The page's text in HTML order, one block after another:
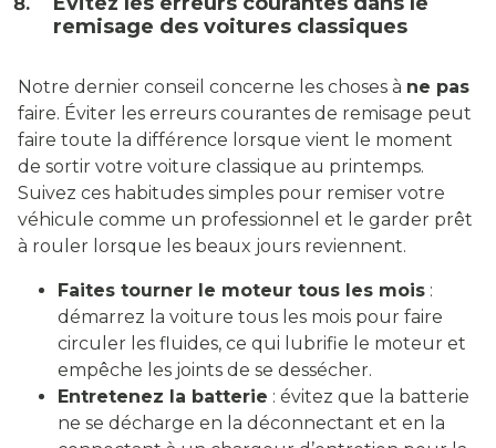
remisage des voitures classiques
Notre dernier conseil concerne les choses à ne pas
faire. Éviter les erreurs courantes de remisage peut
faire toute la différence lorsque vient le moment
de sortir votre voiture classique au printemps.
Suivez ces habitudes simples pour remiser votre
véhicule comme un professionnel et le garder prêt
à rouler lorsque les beaux jours reviennent.
Faites tourner le moteur tous les mois :
démarrez la voiture tous les mois pour faire
circuler les fluides, ce qui lubrifie le moteur et
empêche les joints de se dessécher.
Entretenez la batterie : évitez que la batterie
ne se décharge en la déconnectant et en la